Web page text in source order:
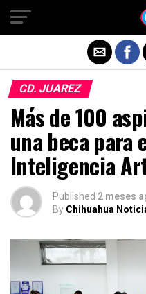
CD. JUAREZ
Más de 100
una beca para
Inteligencia
Published 2 meses
By Chihuahua
Salir de